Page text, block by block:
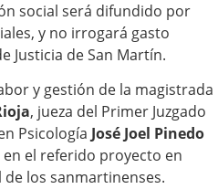
social será difundido por
y no irrogará gasto
Justicia de San Martín.
y gestión de la magistrada
, jueza del Primer Juzgado
Psicología José Joel Pinedo
el referido proyecto en
los sanmartinenses.